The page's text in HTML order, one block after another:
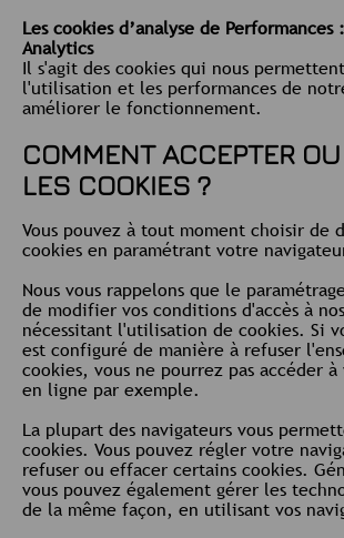
Les cookies d’analyse de Performances
Analytics
Il s'agit des cookies qui nous
l'utilisation et les performances de
améliorer le fonctionnement.
COMMENT ACCEPTER
LES COOKIES ?
Vous pouvez à tout moment choisir de
cookies en paramétrant votre
Nous vous rappelons que le
de modifier vos conditions d'accès à
nécessitant l'utilisation de cookies. Si
est configuré de manière à refuser
cookies, vous ne pourrez pas accéder
en ligne par exemple.
La plupart des navigateurs vous
cookies. Vous pouvez régler votre
refuser ou effacer certains cookies.
vous pouvez également gérer les
de la même façon, en utilisant vos